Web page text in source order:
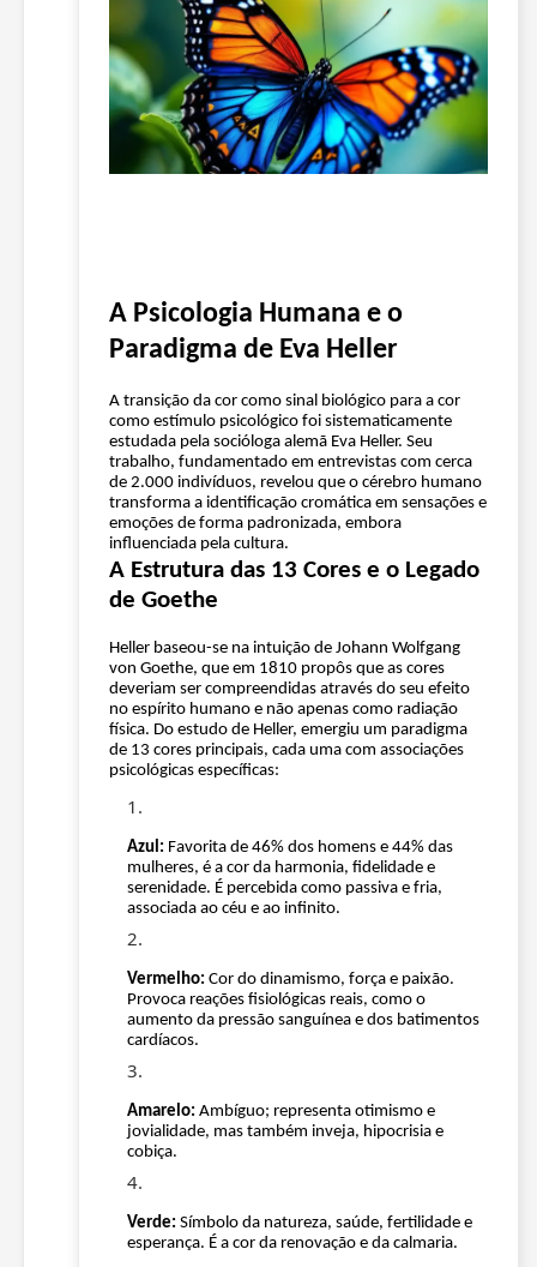
A Psicologia Humana e o
Paradigma de Eva Heller
A transição da cor como sinal biológico para a cor
como estímulo psicológico foi sistematicamente
estudada pela socióloga alemã Eva Heller. Seu
trabalho, fundamentado em entrevistas com cerca
de 2.000 indivíduos, revelou que o cérebro humano
transforma a identificação cromática em sensações e
emoções de forma padronizada, embora
influenciada pela cultura.
A Estrutura das 13 Cores e o Legado
de Goethe
Heller baseou-se na intuição de Johann Wolfgang
von Goethe, que em 1810 propôs que as cores
deveriam ser compreendidas através do seu efeito
no espírito humano e não apenas como radiação
física. Do estudo de Heller, emergiu um paradigma
de 13 cores principais, cada uma com associações
psicológicas específicas:
Azul: Favorita de 46% dos homens e 44% das
mulheres, é a cor da harmonia, fidelidade e
serenidade. É percebida como passiva e fria,
associada ao céu e ao infinito.
Vermelho: Cor do dinamismo, força e paixão.
Provoca reações fisiológicas reais, como o
aumento da pressão sanguínea e dos batimentos
cardíacos.
Amarelo: Ambíguo; representa otimismo e
jovialidade, mas também inveja, hipocrisia e
cobiça.
Verde: Símbolo da natureza, saúde, fertilidade e
esperança. É a cor da renovação e da calmaria.